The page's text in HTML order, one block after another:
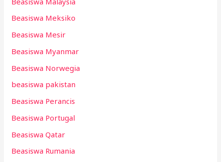
Beasiswa Meksiko
Beasiswa Mesir
Beasiswa Myanmar
Beasiswa Norwegia
beasiswa pakistan
Beasiswa Perancis
Beasiswa Portugal
Beasiswa Qatar
Beasiswa Rumania